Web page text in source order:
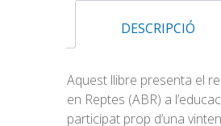
DESCRIPCIÓ
Aquest llibre presenta el
en Reptes (ABR) a
participat prop d’una